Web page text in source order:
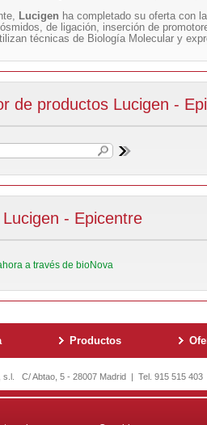
Lucigen ha completado su oferta con
de ligación, inserción de
técnicas de Biología Molecular y
de productos Lucigen -
- Epicentre
a través de bioNova
Productos
s.l. C/ Abtao, 5 - 28007 Madrid | Tel. 915 515 403